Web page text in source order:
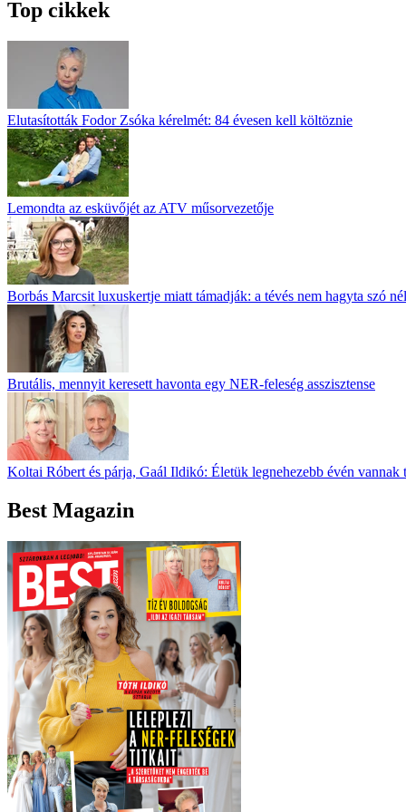
Top cikkek
Elutasították Fodor Zsóka kérelmét: 84 évesen kell költöznie
Lemondta az esküvőjét az ATV műsorvezetője
Borbás Marcsit luxuskertje miatt támadják: a tévés nem hagyta szó
Brutális, mennyit keresett havonta egy NER-feleség asszisztense
Koltai Róbert és párja, Gaál Ildikó: Életük legnehezebb évén vannak
Best Magazin